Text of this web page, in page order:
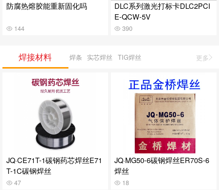
防腐热熔胶能重新固化吗
144
DLC系列激光打标卡DLC2PCI
E-QCW-5V
390
焊接材料 焊条 实芯焊丝 TIG焊丝 更多
JQ·CE71T-1碳钢药芯焊丝E71
T-1C碳钢焊丝
47
JQ·MG50-6碳钢焊丝ER70S-6
焊丝
18